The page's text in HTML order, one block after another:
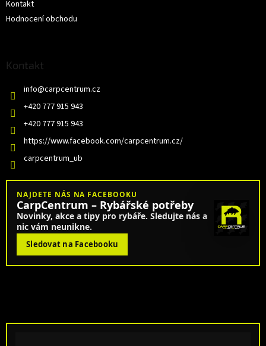
Kontakt
Hodnocení obchodu
Kontakt
info@carpcentrum.cz
+420 777 915 943
+420 777 915 943
https://www.facebook.com/carpcentrum.cz/
carpcentrum_ub
NAJDETE NÁS NA FACEBOOKU
CarpCentrum – Rybářské potřeby
Novinky, akce a tipy pro rybáře. Sledujte nás a
nic vám neunikne.
Sledovat na Facebooku